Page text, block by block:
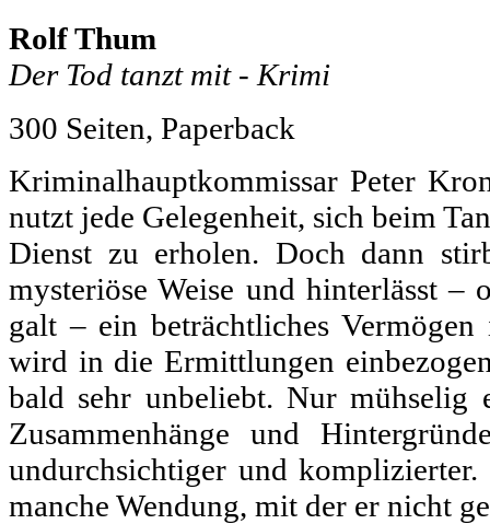
Rolf Thum
Der Tod tanzt mit - Krimi
300 Seiten, Paperback
Kriminalhauptkommissar Peter
nutzt jede Gelegenheit, sich beim
Dienst zu erholen. Doch dann
mysteriöse Weise und hinterlässt
galt – ein beträchtliches
wird in die Ermittlungen
bald sehr unbeliebt. Nur mühselig
Zusammenhänge und
undurchsichtiger und
manche Wendung, mit der er nicht